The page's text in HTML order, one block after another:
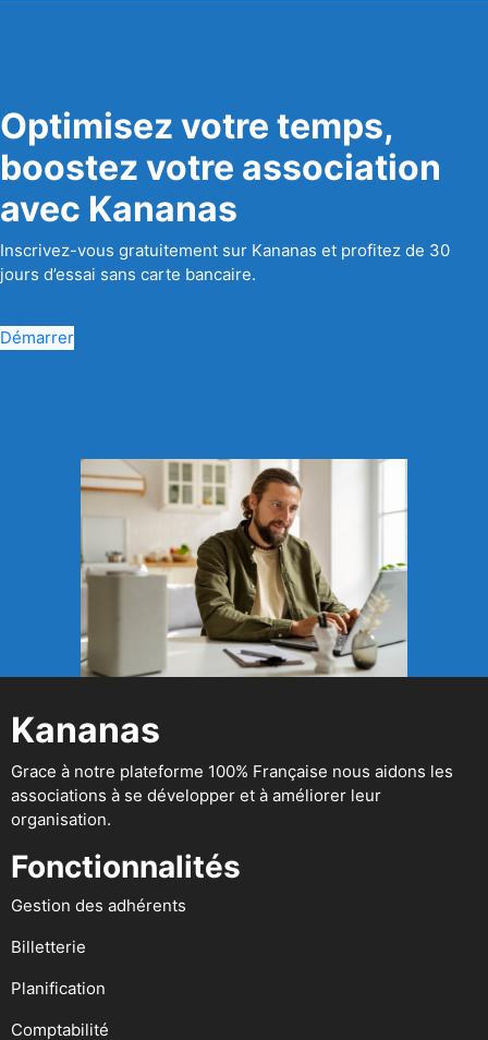
Optimisez votre temps,
boostez votre association
avec Kananas
Inscrivez-vous gratuitement sur Kananas et profitez de 30
jours d’essai sans carte bancaire.
Démarrer
Kananas
Grace à notre plateforme 100% Française nous aidons les
associations à se développer et à améliorer leur
organisation.
Fonctionnalités
Gestion des adhérents
Billetterie
Planification
Comptabilité